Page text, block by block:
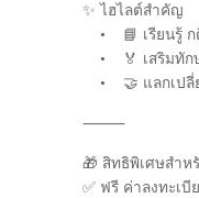
✨ ไฮไลต์สำคัญ
• 📘 เรียนรู้ ก
• 🏅 เสริมทักษ
• 🤝 แลกเปลี่ย
⸻
🎁 สิทธิพิเศษสำห
✅ ฟรี ค่าลงทะเบี